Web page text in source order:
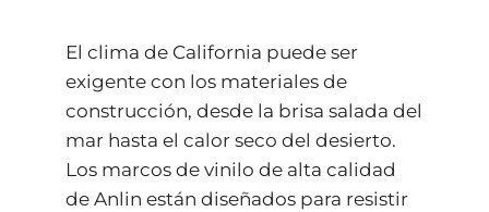
El clima de California puede ser
exigente con los materiales de
construcción, desde la brisa salada del
mar hasta el calor seco del desierto.
Los marcos de vinilo de alta calidad
de Anlin están diseñados para resistir